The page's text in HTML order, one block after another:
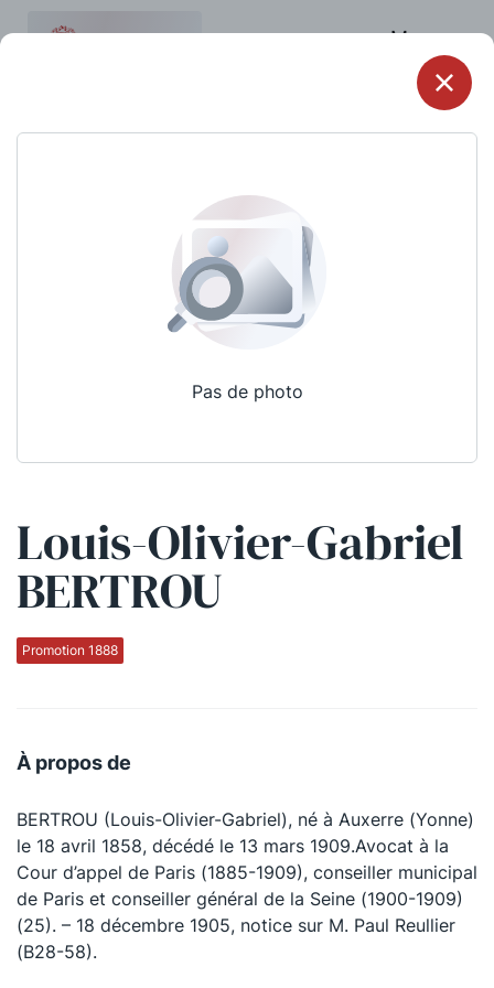
Menu
Pas de photo
Louis-Olivier-Gabriel
BERTROU
Promotion 1888
À propos de
BERTROU (Louis-Olivier-Gabriel), né à Auxerre (Yonne)
le 18 avril 1858, décédé le 13 mars 1909.Avocat à la
Cour d’appel de Paris (1885-1909), conseiller municipal
de Paris et conseiller général de la Seine (1900-1909)
(25). – 18 décembre 1905, notice sur M. Paul Reullier
(B28-58).
Qui sommes-nous ?
La Conférence
La défense pénale
Le Concours de la Conférence
La Conférence Berryer
La Petite Conférence